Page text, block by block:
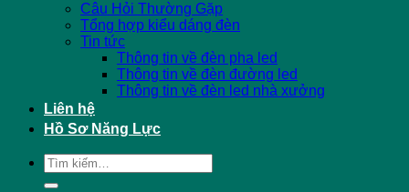
Câu Hỏi Thường Gặp
Tổng hợp kiểu dáng đèn
Tin tức
Thông tin về đèn pha led
Thông tin về đèn đường led
Thông tin về đèn led nhà xưởng
Liên hệ
Hồ Sơ Năng Lực
Tìm
kiếm: